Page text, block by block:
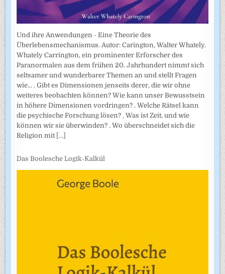
Und ihre Anwendungen - Eine Theorie des
Überlebensmechanismus. Autor: Carington, Walter Whately.
Whately Carrington, ein prominenter Erforscher des
Paranormalen aus dem frühen 20. Jahrhundert nimmt sich
seltsamer und wunderbarer Themen an und stellt Fragen
wie... . Gibt es Dimensionen jenseits derer, die wir ohne
weiteres beobachten können? Wie kann unser Bewusstsein
in höhere Dimensionen vordringen? . Welche Rätsel kann
die psychische Forschung lösen? . Was ist Zeit, und wie
können wir sie überwinden? . Wo überschneidet sich die
Religion mit [...]
Das Boolesche Logik-Kalkül